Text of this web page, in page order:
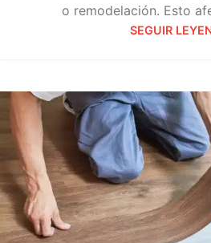
o remodelación. Esto
SEGUIR